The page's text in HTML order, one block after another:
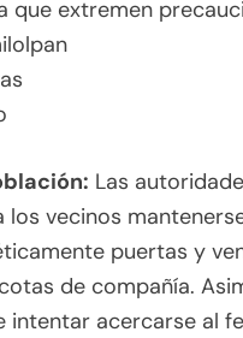
que extremen
Las
vecinos
puertas y
de compañía.
intentar acercarse al